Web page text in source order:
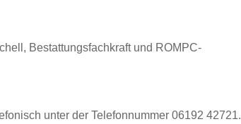
Bestattungsfachkraft und ROMPC-
unter der Telefonnummer 06192 42721.